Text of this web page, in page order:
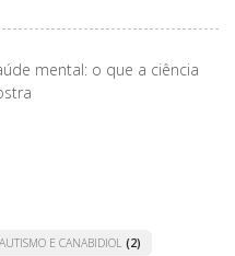
mental: o que a ciência
AUTISMO E CANABIDIOL (2)